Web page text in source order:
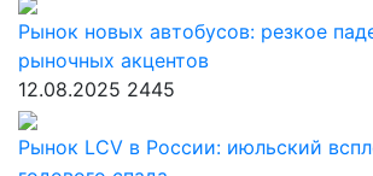
Рынок новых автобусов: резкое
рыночных акцентов
12.08.2025 2445
Рынок LCV в России: июльский